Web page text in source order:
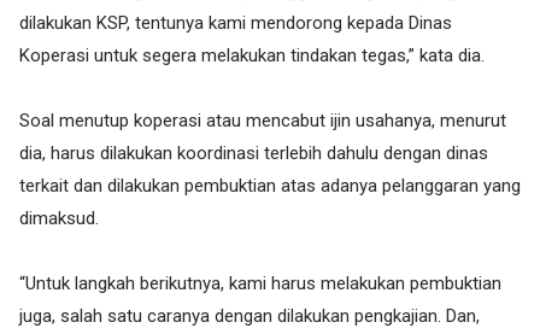
dilakukan KSP, tentunya kami mendorong kepada Dinas
Koperasi untuk segera melakukan tindakan tegas,” kata dia.
Soal menutup koperasi atau mencabut ijin usahanya, menurut
dia, harus dilakukan koordinasi terlebih dahulu dengan dinas
terkait dan dilakukan pembuktian atas adanya pelanggaran yang
dimaksud.
“Untuk langkah berikutnya, kami harus melakukan pembuktian
juga, salah satu caranya dengan dilakukan pengkajian. Dan,